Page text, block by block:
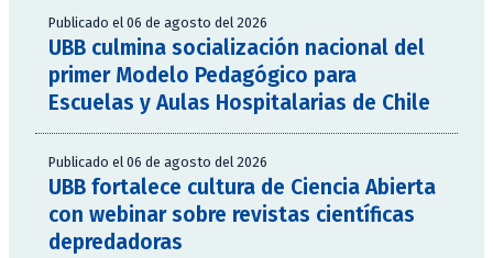
Publicado el 06 de agosto del 2026
UBB culmina socialización nacional del
primer Modelo Pedagógico para
Escuelas y Aulas Hospitalarias de Chile
Publicado el 06 de agosto del 2026
UBB fortalece cultura de Ciencia Abierta
con webinar sobre revistas científicas
depredadoras